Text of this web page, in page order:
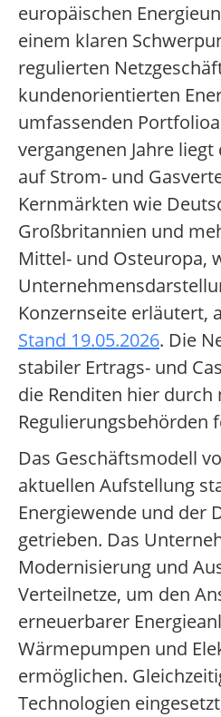
europäischen
einem klaren
regulierten
kundenorientierten
umfassenden
vergangenen Jahre
auf Strom- und
Kernmärkten wie
Großbritannien und
Mittel- und Osteuropa,
Konzernseite erläutert,
Stand 19.05.2026. Die
stabiler Ertrags- und
die Renditen hier durch
Regulierungsbehörden
Das Geschäftsmodell
aktuellen Aufstellung
Energiewende und der
getrieben. Das
Modernisierung und
Verteilnetze, um den
erneuerbarer
Wärmepumpen und
ermöglichen.
Technologien